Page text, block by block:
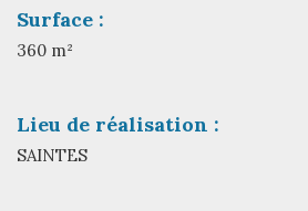
Surface :
360 m²
Lieu de réalisation :
SAINTES